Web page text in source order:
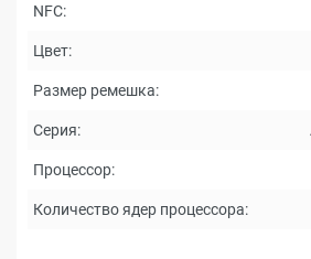
NFC:
Цвет:
Размер ремешка:
Серия:
Процессор:
Количество ядер процессора: